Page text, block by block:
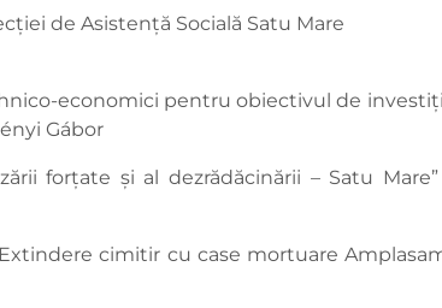
de Asistență Socială Satu Mare
economici pentru obiectivul de
Gábor
forţate şi al dezrădăcinării – Satu
cimitir cu case mortuare